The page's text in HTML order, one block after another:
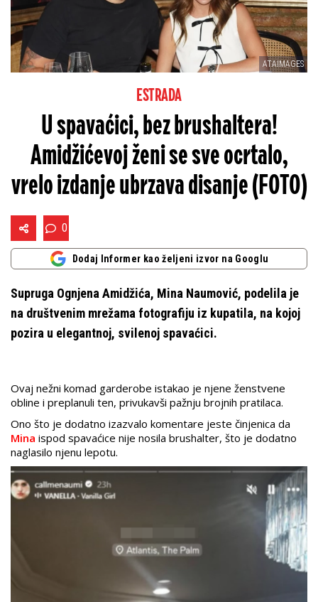
ATAIMAGES
ESTRADA
U spavaćici, bez brushaltera!
Amidžićevoj ženi se sve ocrtalo,
vrelo izdanje ubrzava disanje (FOTO)
0
Dodaj Informer kao željeni izvor na Googlu
Supruga Ognjena Amidžića, Mina Naumović, podelila je
na društvenim mrežama fotografiju iz kupatila, na kojoj
pozira u elegantnoj, svilenoj spavaćici.
Ovaj nežni komad garderobe istakao je njene ženstvene
obline i preplanuli ten, privukavši pažnju brojnih pratilaca.
Ono što je dodatno izazvalo komentare jeste činjenica da
Mina ispod spavaćice nije nosila brushalter, što je dodatno
naglasilo njenu lepotu.